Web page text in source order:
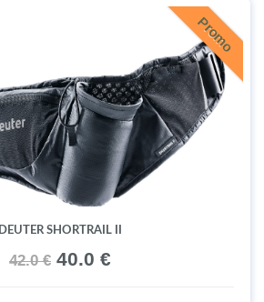
Promo
DEUTER SHORTRAIL II
42.0 € 40.0 €